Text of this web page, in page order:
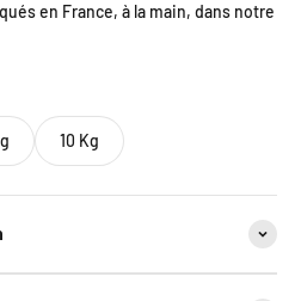
en France, à la main, dans notre
10 Kg